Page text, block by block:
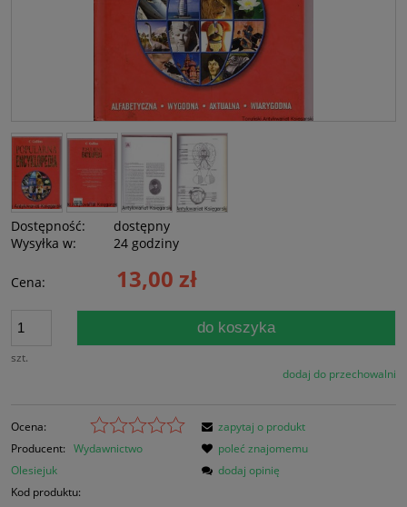
Dostępność:
dostępny
Wysyłka w:
24 godziny
Cena: 13,00 zł
szt.
do koszyka
dodaj do przechowalni
Ocena:
Producent: Wydawnictwo
Olesiejuk
Kod produktu:
zapytaj o produkt
poleć znajomemu
dodaj opinię